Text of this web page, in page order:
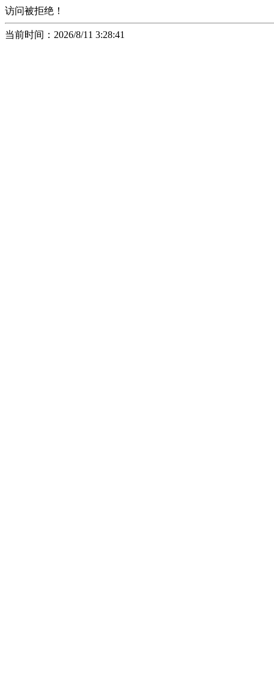
访问被拒绝！
当前时间：2026/8/11 3:28:41